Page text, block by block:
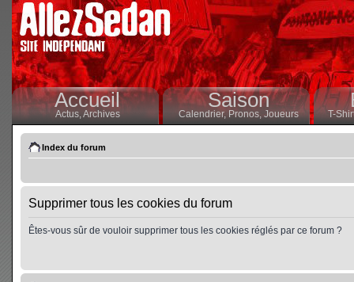
Accueil
Actus,Archives
Saison
Calendrier,Pronos, Joueurs T-
Index du forum
Supprimer tous les cookies du forum
Êtes-vous sûr de vouloir supprimer tous les cookies réglés par ce forum ?